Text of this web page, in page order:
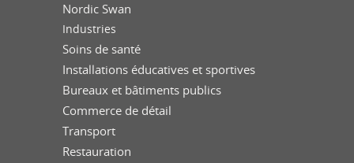
Nordic Swan
Industries
Soins de santé
Installations éducatives et sportives
Bureaux et bâtiments publics
Commerce de détail
Transport
Restauration